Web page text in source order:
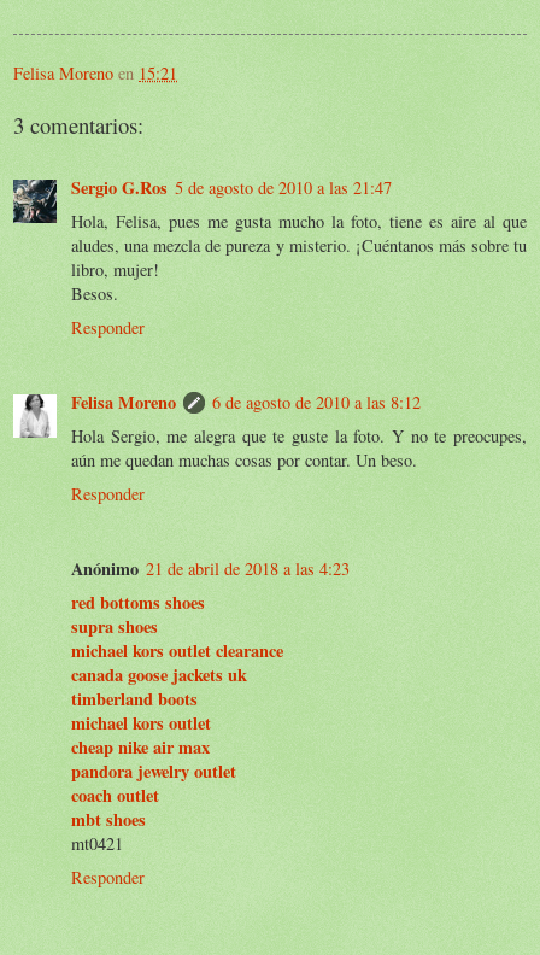
Felisa Moreno en 15:21
3 comentarios:
Sergio G.Ros 5 de agosto de 2010 a las 21:47
Hola, Felisa, pues me gusta mucho la foto, tiene es aire al que
aludes, una mezcla de pureza y misterio. ¡Cuéntanos más sobre tu
libro, mujer!
Besos.
Responder
Felisa Moreno
6 de agosto de 2010 a las 8:12
Hola Sergio, me alegra que te guste la foto. Y no te preocupes,
aún me quedan muchas cosas por contar. Un beso.
Responder
Anónimo 21 de abril de 2018 a las 4:23
red bottoms shoes
supra shoes
michael kors outlet clearance
canada goose jackets uk
timberland boots
michael kors outlet
cheap nike air max
pandora jewelry outlet
coach outlet
mbt shoes
mt0421
Responder